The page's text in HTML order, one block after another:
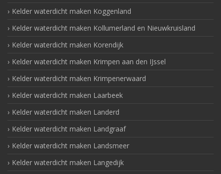
Kelder waterdicht maken Koggenland
Kelder waterdicht maken Kollumerland en Nieuwkruisland
Kelder waterdicht maken Korendijk
Kelder waterdicht maken Krimpen aan den IJssel
Kelder waterdicht maken Krimpenerwaard
Kelder waterdicht maken Laarbeek
Kelder waterdicht maken Landerd
Kelder waterdicht maken Landgraaf
Kelder waterdicht maken Landsmeer
Kelder waterdicht maken Langedijk